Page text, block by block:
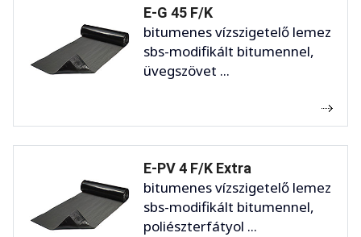
E-G 45 F/K
bitumenes vízszigetelő lemez
sbs-modifikált bitumennel,
üvegszövet ...
E-PV 4 F/K Extra
bitumenes vízszigetelő lemez
sbs-modifikált bitumennel,
poliészterfátyol ...